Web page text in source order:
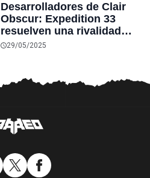
higiénico a los
comentaristas
Desarrolladores de Clair
Obscur: Expedition 33
resuelven una rivalidad
interna en Tekken 8… con
29/05/2025